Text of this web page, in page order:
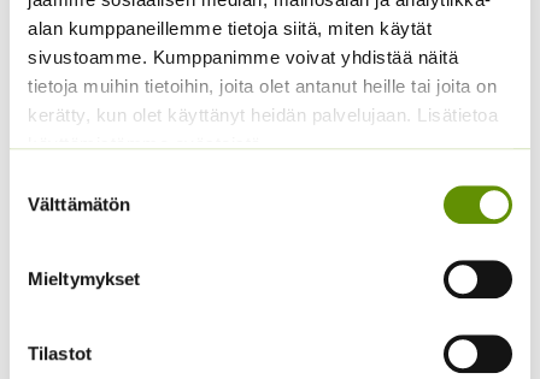
alan kumppaneillemme tietoja siitä, miten käytät
sivustoamme. Kumppanimme voivat yhdistää näitä
tietoja muihin tietoihin, joita olet antanut heille tai joita on
kerätty, kun olet käyttänyt heidän palvelujaan. Lisätietoa
käyttämistämme evästeistä
valinta
Välttämätön
Mieltymykset
Tilastot
-
4,10 €
Hopeahärkki Silver
Carpet
arvonlisäveron
Ahopäivänkakkara May
Hintaluokka:
1,70 €
Sisältää